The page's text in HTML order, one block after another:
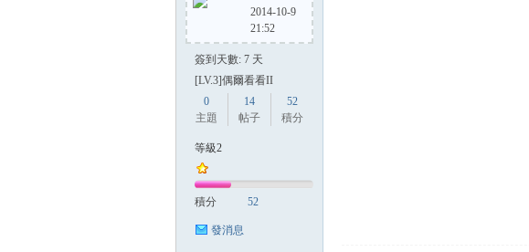
2014-10-9
21:52
簽到天數: 7 天
[LV.3]偶爾看看II
0
主題
14
帖子
52
積分
等級2
積分 52
發消息